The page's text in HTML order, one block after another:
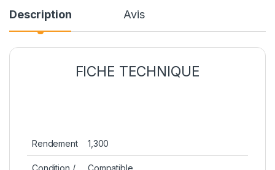
Description Avis
FICHE TECHNIQUE
Rendement 1,300